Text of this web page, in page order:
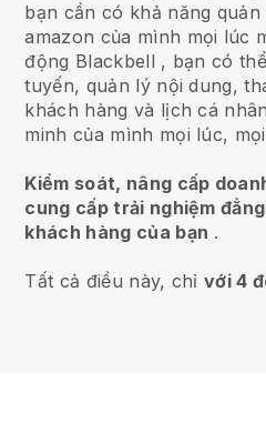
bạn cần có khả năng
amazon của mình mọi lúc
động Blackbell , bạn có
tuyến, quản lý nội dung,
khách hàng và lịch cá
minh của mình mọi lúc,
Kiểm soát, nâng cấp
cung cấp trải nghiệm
khách hàng của bạn .
Tất cả điều này, chỉvới 4